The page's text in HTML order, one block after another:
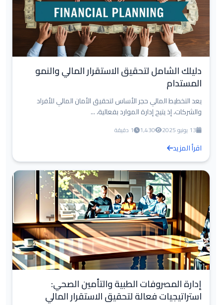
دليلك الشامل لتحقيق الاستقرار المالي والنمو
المستدام
يعد التخطيط المالي حجر الأساس لتحقيق الأمان المالي للأفراد
والشركات، إذ يتيح إدارة الموارد بفعالية، ...
13 يونيو 2025 1,430 1 دقيقة
اقرأ المزيد
إدارة المصروفات الطبية والتأمين الصحي:
استراتيجيات فعالة لتحقيق الاستقرار المالي